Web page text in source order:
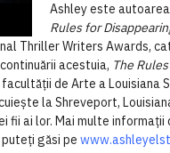
Ashley este
Rules for
Thriller Writers Awards,
acestuia, The
de Arte a Louisiana
la Shreveport,
fii ai lor. Mai multe informații
găsi pe